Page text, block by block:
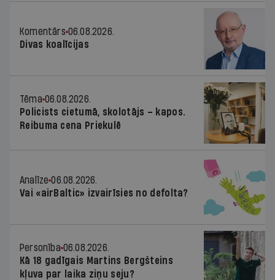
Komentārs 06.08.2026.
Divas koalīcijas
Tēma 06.08.2026.
Policists cietumā, skolotājs – kapos.
Reibuma cena Priekulē
Analīze 06.08.2026.
Vai «airBaltic» izvairīsies no defolta?
Personība 06.08.2026.
Kā 18 gadīgais Martins Bergšteins
kļuva par laika ziņu seju?